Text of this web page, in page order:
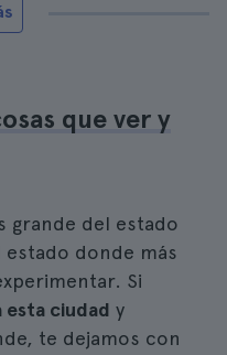
que ver y
grande del estado
estado donde más
Si
esta ciudad y
te dejamos con